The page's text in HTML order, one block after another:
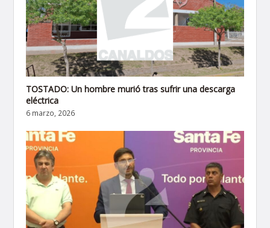
TOSTADO: Un hombre murió tras sufrir una descarga
eléctrica
6 marzo, 2026